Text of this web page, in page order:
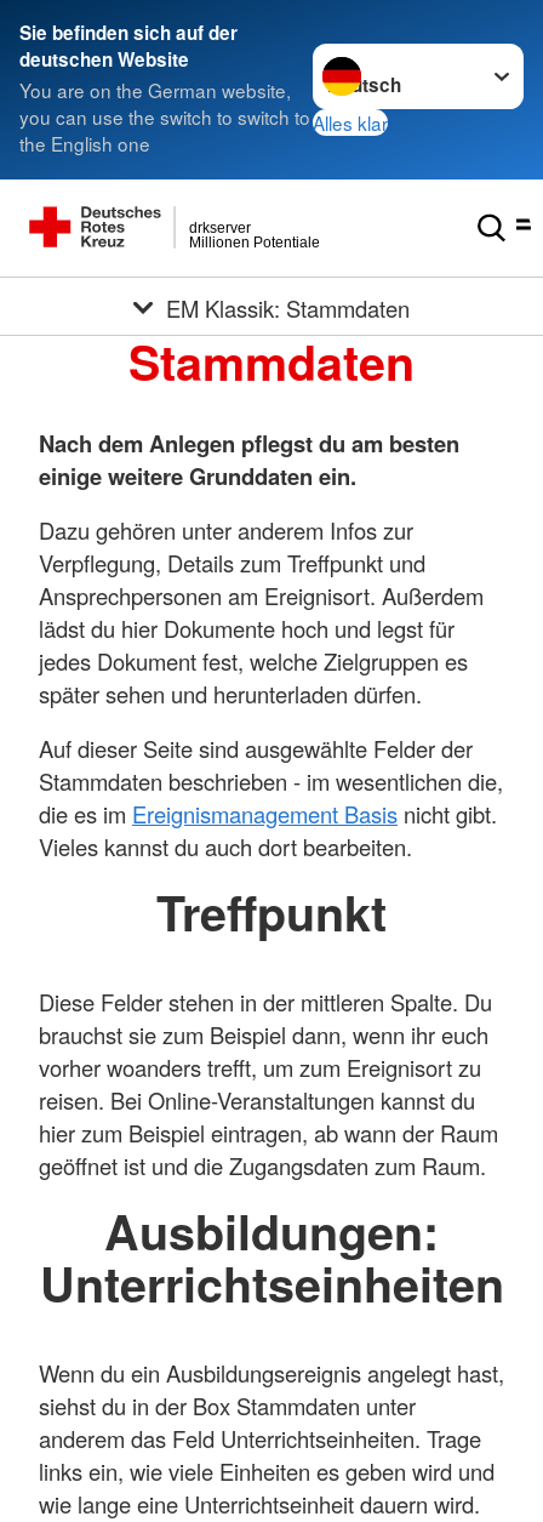
Sie befinden sich auf der
deutschen Website
You are on the German website,
you can use the switch to switch to
the English one
Sprache wechseln zu
Alles klar
Millionen Potentiale
drkserver
EM Klassik: Stammdaten
Stammdaten
Nach dem Anlegen pflegst du am besten
einige weitere Grunddaten ein.
Dazu gehören unter anderem Infos zur
Verpflegung, Details zum Treffpunkt und
Ansprechpersonen am Ereignisort. Außerdem
lädst du hier Dokumente hoch und legst für
jedes Dokument fest, welche Zielgruppen es
später sehen und herunterladen dürfen.
Auf dieser Seite sind ausgewählte Felder der
Stammdaten beschrieben - im wesentlichen die,
die es im Ereignismanagement Basis nicht gibt.
Vieles kannst du auch dort bearbeiten.
Treffpunkt
Diese Felder stehen in der mittleren Spalte. Du
brauchst sie zum Beispiel dann, wenn ihr euch
vorher woanders trefft, um zum Ereignisort zu
reisen. Bei Online-Veranstaltungen kannst du
hier zum Beispiel eintragen, ab wann der Raum
geöffnet ist und die Zugangsdaten zum Raum.
Ausbildungen:
Unterrichtseinheiten
Wenn du ein Ausbildungsereignis angelegt hast,
siehst du in der Box Stammdaten unter
anderem das Feld Unterrichtseinheiten. Trage
links ein, wie viele Einheiten es geben wird und
wie lange eine Unterrichtseinheit dauern wird.